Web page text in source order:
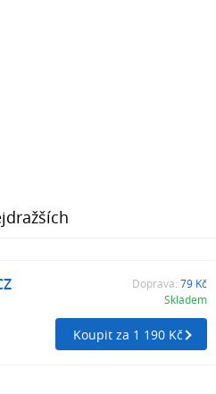
Doprava: 79 Kč
Skladem
Koupit za 1 190 Kč